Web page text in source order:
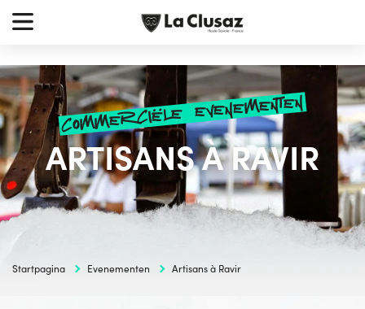
Skip
commerciële evenementen
ARTISANS À RAVIR
Startpagina Evenementen Artisans à Ravir